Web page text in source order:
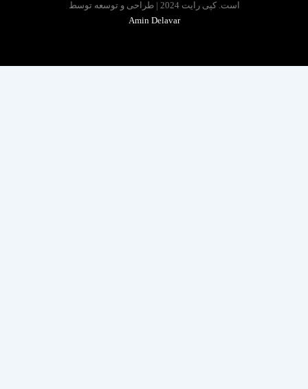
است. کپی رایت 2024 | طراحی و توسعه توسط
Amin Delavar